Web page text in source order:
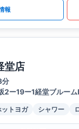
報
堂店
分
2ー19ー1経堂ブルー
ットヨガ シャワー